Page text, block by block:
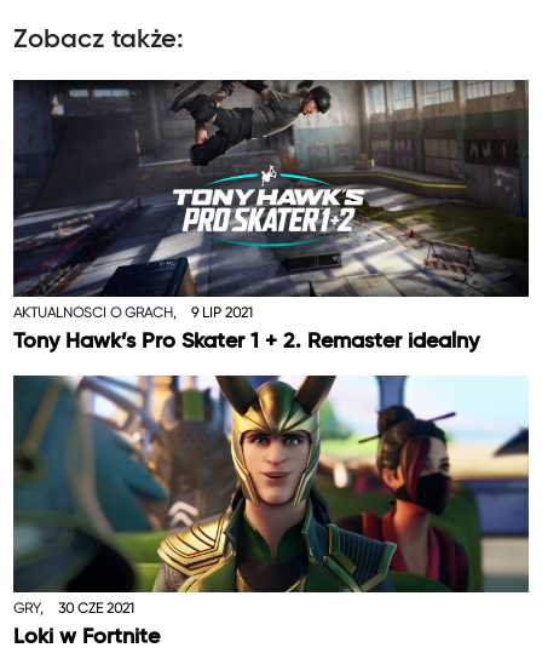
Zobacz także:
AKTUALNOŚCI O GRACH, 9 LIP 2021
Tony Hawk’s Pro Skater 1 + 2. Remaster idealny
GRY, 30 CZE 2021
Loki w Fortnite